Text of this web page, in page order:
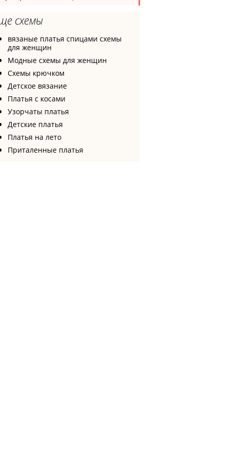
схемы
вязаные платья спицами схемы
для женщин
Модные схемы для женщин
Схемы крючком
Детское вязание
Платья с косами
Узорчаты платья
Детские платья
Платья на лето
Приталенные платья